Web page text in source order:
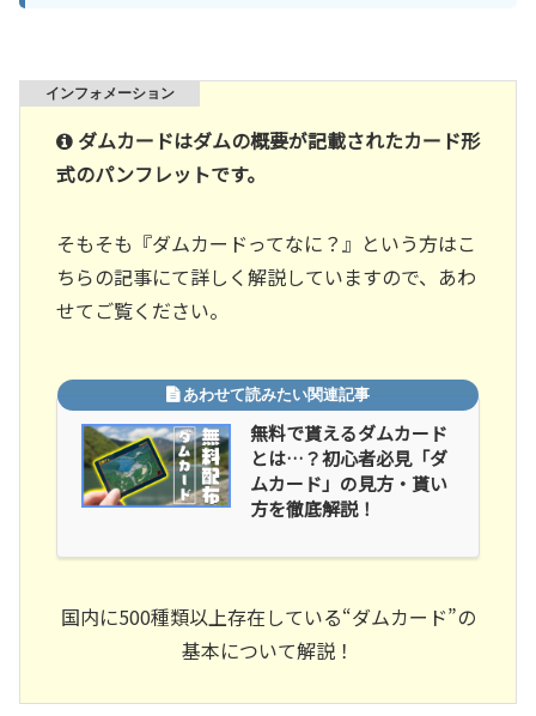
ダムカードはダムの概要が記載されたカード形
式のパンフレットです。
そもそも『ダムカードってなに？』という方はこ
ちらの記事にて詳しく解説していますので、あわ
せてご覧ください。
無料で貰えるダムカード
とは…？初心者必見「ダ
ムカード」の見方・貰い
方を徹底解説！
国内に500種類以上存在している“ダムカード”の
基本について解説！